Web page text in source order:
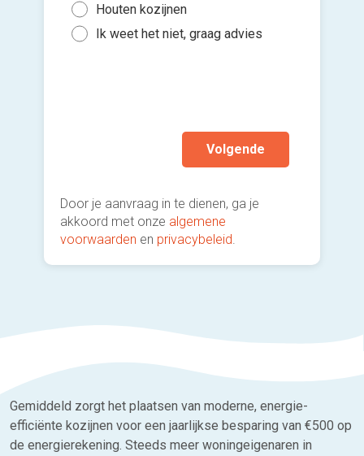
Houten kozijnen
Ik weet het niet, graag advies
Volgende
Door je aanvraag in te dienen, ga je
akkoord met onze algemene
voorwaarden en privacybeleid.
Gemiddeld zorgt het plaatsen van moderne, energie-
efficiënte kozijnen voor een jaarlijkse besparing van €500 op
de energierekening. Steeds meer woningeigenaren in